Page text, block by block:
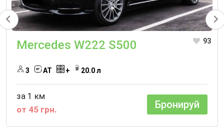
Mercedes W222 S500 93
3 АТ + 20.0 л
за 1 км
от 45 грн.
Бронируй